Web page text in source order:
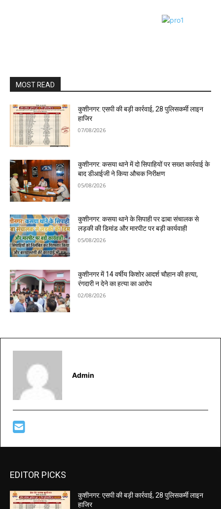
MOST READ
कुशीनगर: एसपी की बड़ी कार्रवाई, 28 पुलिसकर्मी लाइन
हाजिर
07/08/2026
कुशीनगर: कसया थाने में दो सिपाहियों पर सख्त कार्रवाई के
बाद डीआईजी ने किया औचक निरीक्षण
05/08/2026
कुशीनगर: कसया थाने के सिपाही पर ढाबा संचालक से
लड़की की डिमांड और मारपीट पर बड़ी कार्यवाही
05/08/2026
कुशीनगर में 14 वर्षीय किशोर आदर्श चौहान की हत्या,
रंगदारी न देने का हत्या का आरोप
02/08/2026
Admin
EDITOR PICKS
कुशीनगर: एसपी की बड़ी कार्रवाई, 28 पुलिसकर्मी लाइन
हाजिर